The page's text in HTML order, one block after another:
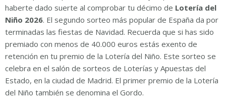
haberte dado suerte al comprobar tu décimo de Lotería del
Niño 2026. El segundo sorteo más popular de España da por
terminadas las fiestas de Navidad. Recuerda que si has sido
premiado con menos de 40.000 euros estás exento de
retención en tu premio de la Lotería del Niño. Este sorteo se
celebra en el salón de sorteos de Loterías y Apuestas del
Estado, en la ciudad de Madrid. El primer premio de la Lotería
del Niño también se denomina el Gordo.